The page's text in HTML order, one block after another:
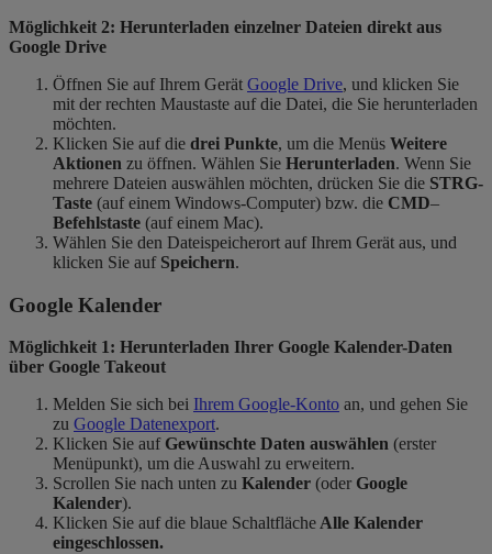
Möglichkeit 2: Herunterladen einzelner Dateien direkt aus
Google Drive
Öffnen Sie auf Ihrem Gerät Google Drive, und klicken Sie
mit der rechten Maustaste auf die Datei, die Sie herunterladen
möchten.
Klicken Sie auf die drei Punkte, um die Menüs Weitere
Aktionen zu öffnen. Wählen Sie Herunterladen. Wenn Sie
mehrere Dateien auswählen möchten, drücken Sie die STRG-
Taste (auf einem Windows-Computer) bzw. die CMD–
Befehlstaste (auf einem Mac).
Wählen Sie den Dateispeicherort auf Ihrem Gerät aus, und
klicken Sie auf Speichern.
Google Kalender
Möglichkeit 1: Herunterladen Ihrer Google Kalender-Daten
über Google Takeout
Melden Sie sich bei Ihrem Google-Konto an, und gehen Sie
zu Google Datenexport.
Klicken Sie auf Gewünschte Daten auswählen (erster
Menüpunkt), um die Auswahl zu erweitern.
Scrollen Sie nach unten zu Kalender (oder Google
Kalender).
Klicken Sie auf die blaue SchaltflächeAlle Kalender
eingeschlossen.